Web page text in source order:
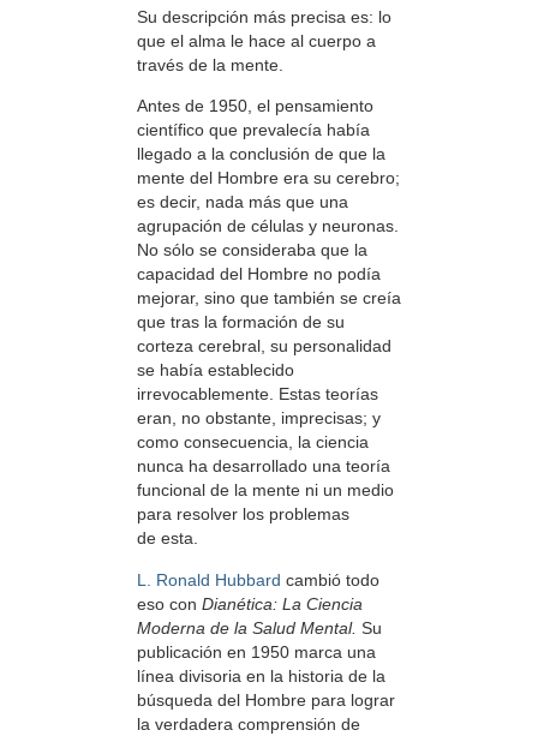
Su descripción más precisa es: lo
que el alma le hace al cuerpo a
través de la mente.
Antes de 1950, el pensamiento
científico que prevalecía había
llegado a la conclusión de que la
mente del Hombre era su cerebro;
es decir, nada más que una
agrupación de células y neuronas.
No sólo se consideraba que la
capacidad del Hombre no podía
mejorar, sino que también se creía
que tras la formación de su
corteza cerebral, su personalidad
se había establecido
irrevocablemente. Estas teorías
eran, no obstante, imprecisas; y
como consecuencia, la ciencia
nunca ha desarrollado una teoría
funcional de la mente ni un medio
para resolver los problemas
de esta.
L. Ronald Hubbard cambió todo
eso con Dianética: La Ciencia
Moderna de la Salud Mental. Su
publicación en 1950 marca una
línea divisoria en la historia de la
búsqueda del Hombre para lograr
la verdadera comprensión de